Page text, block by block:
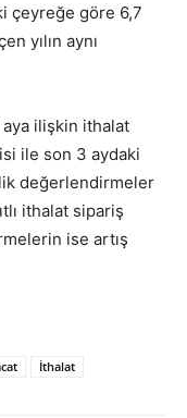
çeyreğe göre 6,7
yılın aynı
ilişkin ithalat
ile son 3 aydaki
değerlendirmeler
ithalat sipariş
ise artış
İthalat